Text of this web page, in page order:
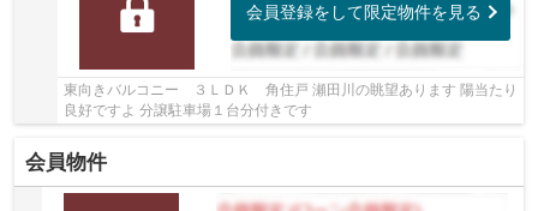
会員登録をして限定物件を見る
東向きバルコニー ３ＬＤＫ 角住戸 瀬田川の眺望あります 陽当たり
良好ですよ 分譲駐車場１台分付きです
会員物件